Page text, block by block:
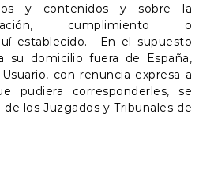
y contenidos y sobre la
cumplimiento o
establecido. En el supuesto
su domicilio fuera de España,
con renuncia expresa a
pudiera corresponderles, se
los Juzgados y Tribunales de